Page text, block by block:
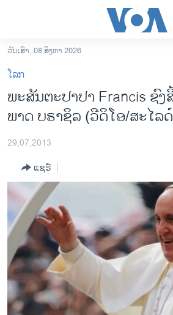
ເຂົ້າ
ຫາ
ຂ້າມ
ຂ້າມ
ຫາ
ຂ່າວ​ຈີນ
ໂລກ
ເອເຊຍ
ອິດສະຫຼະພາບດ້ານການຂ່າວ
ຊີວິດຊາວລາວ
ຊຸມຊົນຊາວລາວ
ວິທະຍາສາດ-ເທັກໂນໂລຈີ
ທຸລະກິດ
ວັນເສົາ, 08 ສິງຫາ 2026
ໂລກ
ພະສັນຕະປາປາ Francis ຊົ
ພາດ ບຣາຊິລ (ວີດິໂອ/ສະໄລ
29,07,2013
ແຊຣ໌